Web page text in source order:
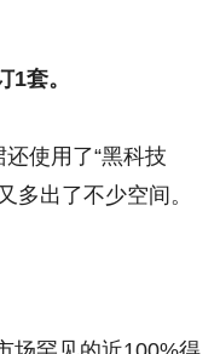
套。
使用了“黑科技
多出了不少空间。